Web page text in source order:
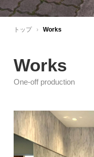
トップ › Works
Works
One-off production